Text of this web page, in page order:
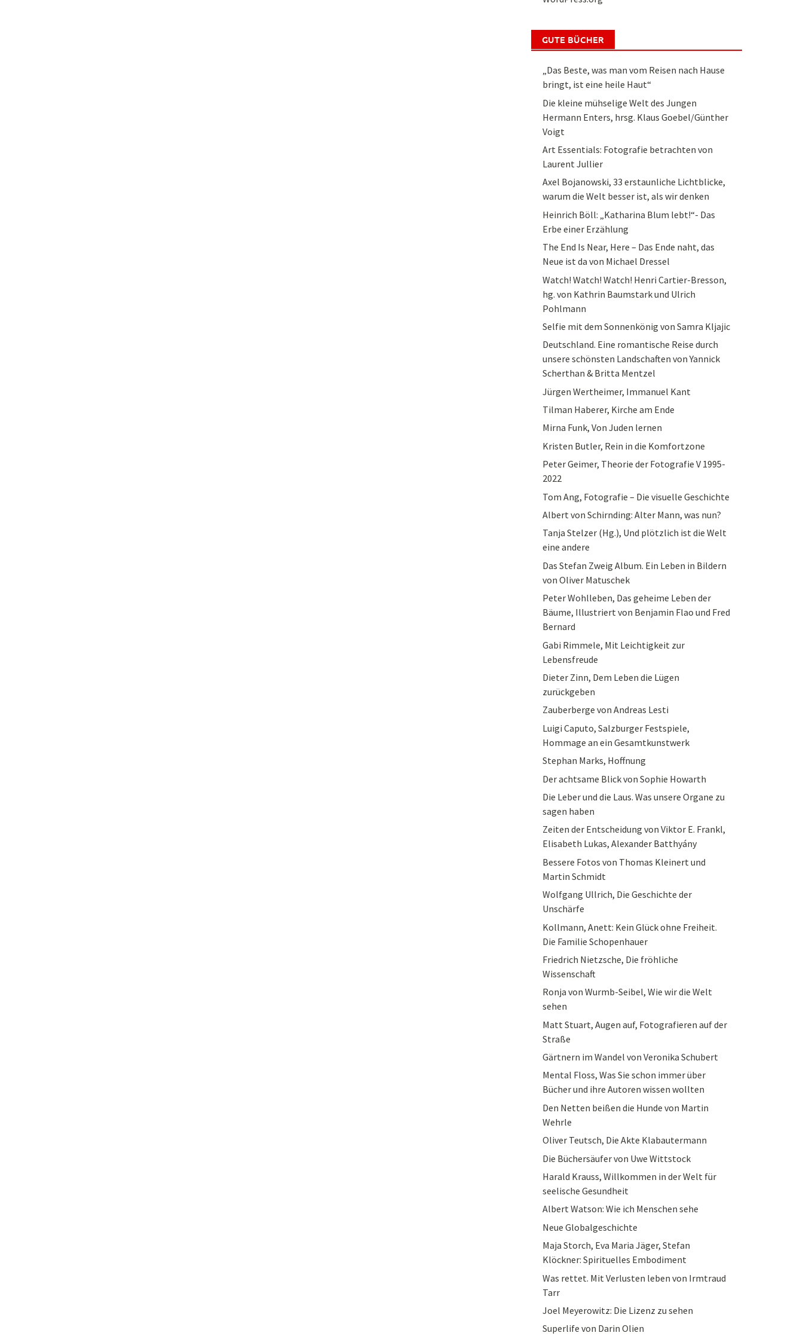
GUTE BÜCHER
„Das Beste, was man vom Reisen nach Hause
bringt, ist eine heile Haut“
Die kleine mühselige Welt des Jungen
Hermann Enters, hrsg. Klaus Goebel/Günther
Voigt
Art Essentials: Fotografie betrachten von
Laurent Jullier
Axel Bojanowski, 33 erstaunliche Lichtblicke,
warum die Welt besser ist, als wir denken
Heinrich Böll: „Katharina Blum lebt!“- Das
Erbe einer Erzählung
The End Is Near, Here – Das Ende naht, das
Neue ist da von Michael Dressel
Watch! Watch! Watch! Henri Cartier-Bresson,
hg. von Kathrin Baumstark und Ulrich
Pohlmann
Selfie mit dem Sonnenkönig von Samra Kljajic
Deutschland. Eine romantische Reise durch
unsere schönsten Landschaften von Yannick
Scherthan & Britta Mentzel
Jürgen Wertheimer, Immanuel Kant
Tilman Haberer, Kirche am Ende
Mirna Funk, Von Juden lernen
Kristen Butler, Rein in die Komfortzone
Peter Geimer, Theorie der Fotografie V 1995-
2022
Tom Ang, Fotografie – Die visuelle Geschichte
Albert von Schirnding: Alter Mann, was nun?
Tanja Stelzer (Hg.), Und plötzlich ist die Welt
eine andere
Das Stefan Zweig Album. Ein Leben in Bildern
von Oliver Matuschek
Peter Wohlleben, Das geheime Leben der
Bäume, Illustriert von Benjamin Flao und Fred
Bernard
Gabi Rimmele, Mit Leichtigkeit zur
Lebensfreude
Dieter Zinn, Dem Leben die Lügen
zurückgeben
Zauberberge von Andreas Lesti
Luigi Caputo, Salzburger Festspiele,
Hommage an ein Gesamtkunstwerk
Stephan Marks, Hoffnung
Der achtsame Blick von Sophie Howarth
Die Leber und die Laus. Was unsere Organe zu
sagen haben
Zeiten der Entscheidung von Viktor E. Frankl,
Elisabeth Lukas, Alexander Batthyány
Bessere Fotos von Thomas Kleinert und
Martin Schmidt
Wolfgang Ullrich, Die Geschichte der
Unschärfe
Kollmann, Anett: Kein Glück ohne Freiheit.
Die Familie Schopenhauer
Friedrich Nietzsche, Die fröhliche
Wissenschaft
Ronja von Wurmb-Seibel, Wie wir die Welt
sehen
Matt Stuart, Augen auf, Fotografieren auf der
Straße
Gärtnern im Wandel von Veronika Schubert
Mental Floss, Was Sie schon immer über
Bücher und ihre Autoren wissen wollten
Den Netten beißen die Hunde von Martin
Wehrle
Oliver Teutsch, Die Akte Klabautermann
Die Büchersäufer von Uwe Wittstock
Harald Krauss, Willkommen in der Welt für
seelische Gesundheit
Albert Watson: Wie ich Menschen sehe
Neue Globalgeschichte
Maja Storch, Eva Maria Jäger, Stefan
Klöckner: Spirituelles Embodiment
Was rettet. Mit Verlusten leben von Irmtraud
Tarr
Joel Meyerowitz: Die Lizenz zu sehen
Superlife von Darin Olien